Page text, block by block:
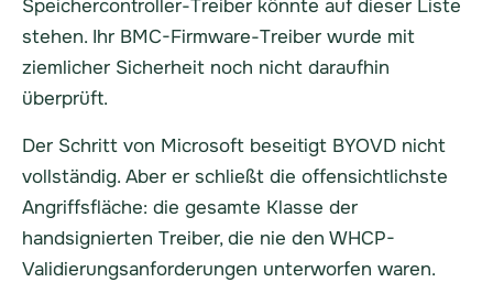
Speichercontroller-Treiber könnte auf dieser Liste
stehen. Ihr BMC-Firmware-Treiber wurde mit
ziemlicher Sicherheit noch nicht daraufhin
überprüft.
Der Schritt von Microsoft beseitigt BYOVD nicht
vollständig. Aber er schließt die offensichtlichste
Angriffsfläche: die gesamte Klasse der
handsignierten Treiber, die nie den WHCP-
Validierungsanforderungen unterworfen waren.